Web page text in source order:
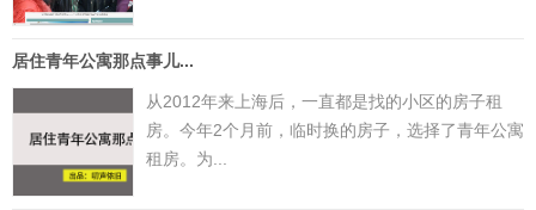
居住青年公寓那点事儿...
从2012年来上海后，一直都是找的小区的房子租
房。今年2个月前，临时换的房子，选择了青年公寓
租房。为...